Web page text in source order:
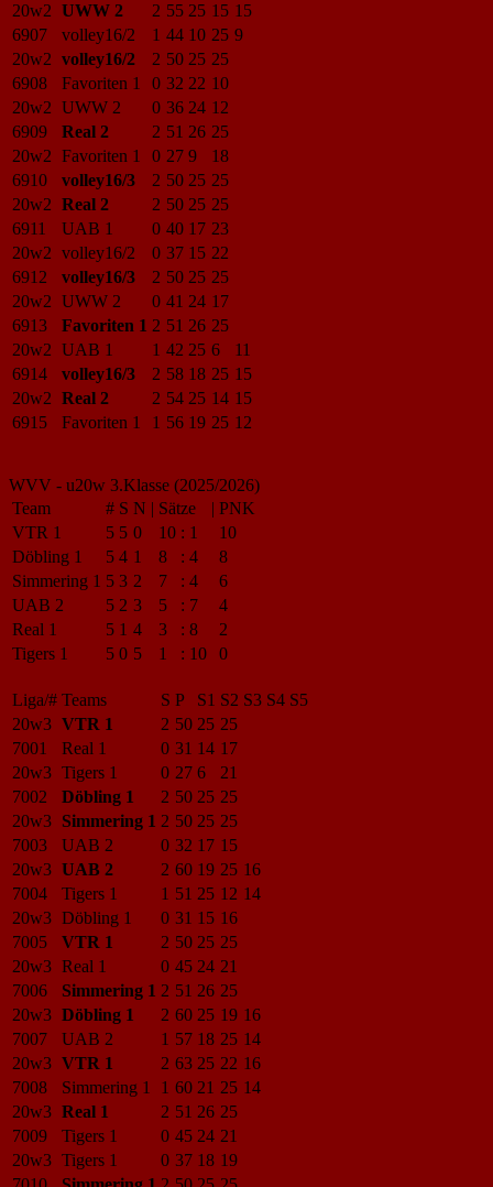
20w2 UWW 2 2 55 25 15 15
6907
volley16/2 1 44 10 25 9
20w2 volley16/2 2 50 25 25
6908
Favoriten 1 0 32 22 10
20w2 UWW 2 0 36 24 12
6909
Real 2 2 51 26 25
20w2 Favoriten 1 0 27 9
18
6910
volley16/3 2 50 25 25
20w2 Real 2 2 50 25 25
6911
UAB 1 0 40 17 23
20w2 volley16/2 0 37 15 22
6912
volley16/3 2 50 25 25
20w2 UWW 2 0 41 24 17
6913
Favoriten 1 2 51 26 25
20w2 UAB 1 1 42 25 6
11
6914
volley16/3 2 58 18 25 15
20w2 Real 2 2 54 25 14 15
6915
Favoriten 1 1 56 19 25 12
WVV - u20w 3.Klasse (2025/2026)
Team
# S N | Sätze | PNK
VTR 1
5 5 0 10 : 1
10
Döbling 1
5 4 1 8 : 4
8
Simmering 1 5 3 2 7 : 4
6
UAB 2
5 2 3 5 : 7
4
Real 1
5 1 4 3 : 8
2
Tigers 1
5 0 5 1 : 10 0
Liga/# Teams S P S1 S2 S3 S4 S5
20w3 VTR 1 2 50 25 25
7001
Real 1 0 31 14 17
20w3 Tigers 1 0 27 6
21
7002
Döbling 1 2 50 25 25
20w3 Simmering 1 2 50 25 25
7003
UAB 2 0 32 17 15
20w3 UAB 2 2 60 19 25 16
7004
Tigers 1 1 51 25 12 14
20w3 Döbling 1 0 31 15 16
7005
VTR 1 2 50 25 25
20w3 Real 1 0 45 24 21
7006
Simmering 1 2 51 26 25
20w3 Döbling 1 2 60 25 19 16
7007
UAB 2 1 57 18 25 14
20w3 VTR 1 2 63 25 22 16
7008
Simmering 1 1 60 21 25 14
20w3 Real 1 2 51 26 25
7009
Tigers 1 0 45 24 21
20w3 Tigers 1 0 37 18 19